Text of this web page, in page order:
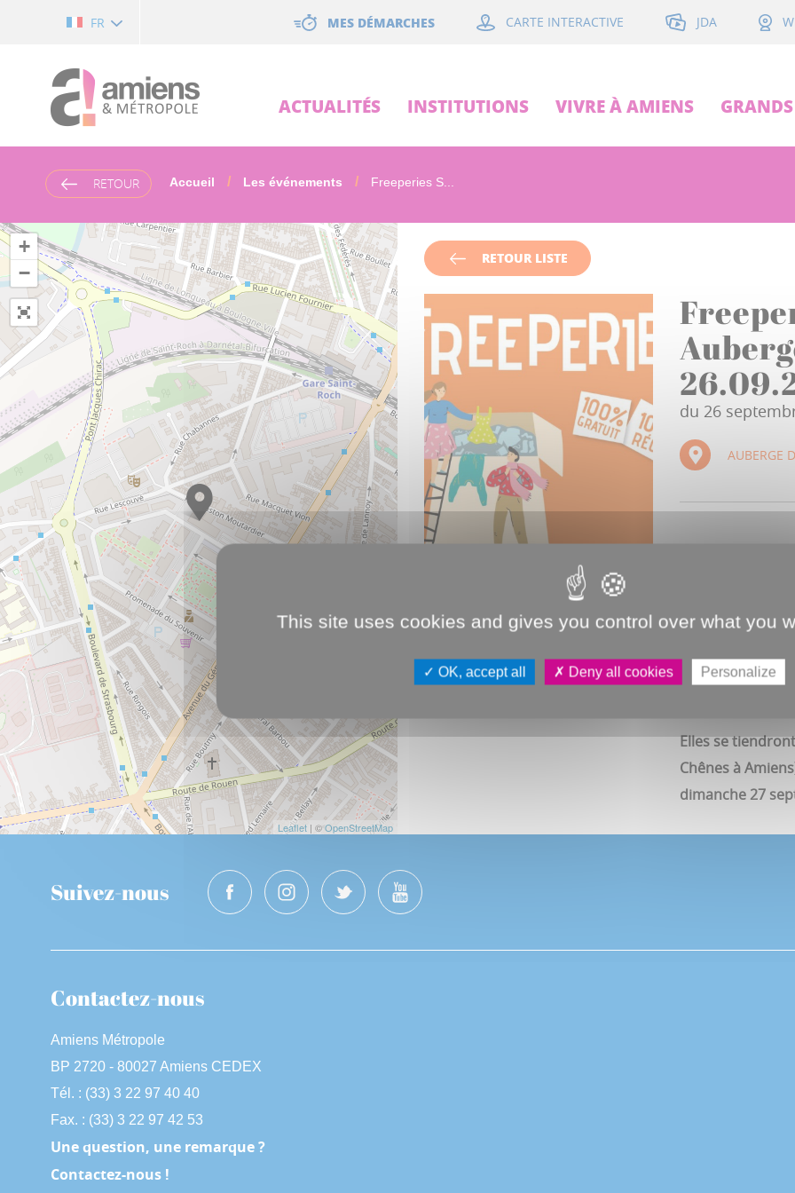
FR MES DÉMARCHES CARTE INTERACTIVE JDA
ACTUALITÉS INSTITUTIONS VIVRE À AMIENS
RETOUR Accueil Les événements Freeperies S...
+
−
Leaflet| ©OpenStreetMap
RETOUR LISTE
du 26
AUBERGE
Deux rendez-
collaboration
100% gratuites,
Petit rappel
adhésion de 2
Elles se
Chênes à
dimanche 27
Suivez-nous
Contactez-nous
Amiens Métropole
BP 2720 - 80027 Amiens CEDEX
Tél. : (33) 3 22 97 40 40
Fax. : (33) 3 22 97 42 53
Une question, une remarque ?
Contactez-nous !
This site uses cookies and gives you control over what you
OK, accept all Deny all cookies Personalize